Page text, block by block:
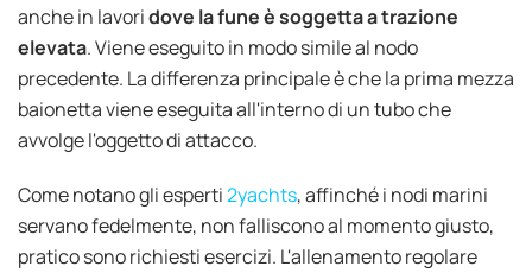
anche in lavoridove la fune è soggetta a trazione
elevata. Viene eseguito in modo simile al nodo
precedente. La differenza principale è che la prima mezza
baionetta viene eseguita all'interno di un tubo che
avvolge l'oggetto di attacco.
Come notano gli esperti2yachts, affinché i nodi marini
servano fedelmente, non falliscono al momento giusto,
pratico sono richiesti esercizi. L'allenamento regolare